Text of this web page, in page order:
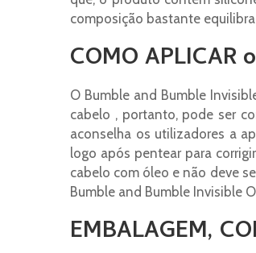
composição bastante
COMO APLICAR
O Bumble and Bumble
cabelo , portanto, pode ser
aconselha os utilizadores a
logo após pentear para
cabelo com óleo e não deve
Bumble and Bumble Invisible
EMBALAGEM,